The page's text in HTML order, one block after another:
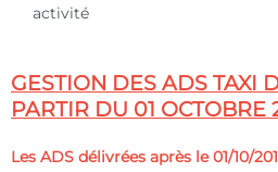
activité
GESTION DES ADS TAXI
PARTIR DU 01 OCTOBRE
Les ADS délivrées après le 01/10/